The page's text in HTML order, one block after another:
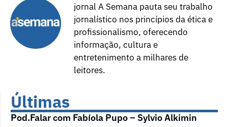
jornal A Semana pauta seu trabalho
jornalístico nos princípios da ética e
profissionalismo, oferecendo
informação, cultura e
entretenimento a milhares de
leitores.
Últimas
Pod.Falar com Fabíola Pupo – Sylvio Alkimin